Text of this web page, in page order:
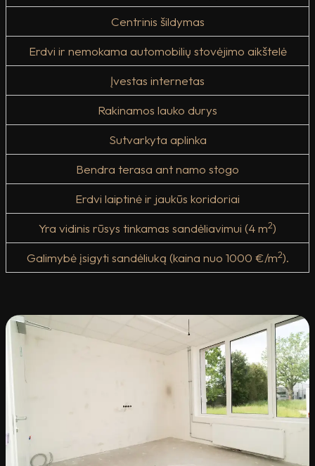
Centrinis šildymas
Erdvi ir nemokama automobilių stovėjimo aikštelė
Įvestas internetas
Rakinamos lauko durys
Sutvarkyta aplinka
Bendra terasa ant namo stogo
Erdvi laiptinė ir jaukūs koridoriai
Yra vidinis rūsys tinkamas sandėliavimui (4 m2)
Galimybė įsigyti sandėliuką (kaina nuo 1000 €/m2).